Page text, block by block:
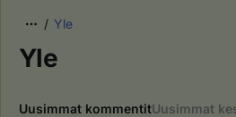
Yle
Yle
Uusimmat kommentitUusimmat